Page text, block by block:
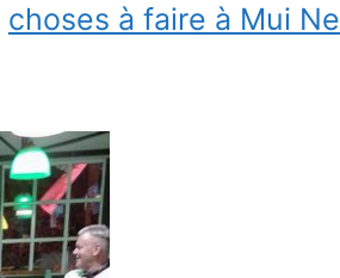
choses à faire à Mui Ne